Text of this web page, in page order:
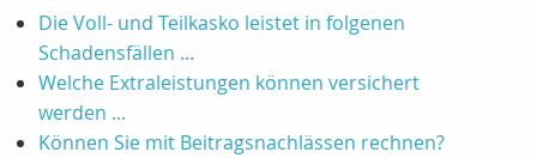
Die Voll- und Teilkasko leistet in folgenen
Schadensfällen ...
Welche Extraleistungen können versichert
werden ...
Können Sie mit Beitragsnachlässen rechnen?